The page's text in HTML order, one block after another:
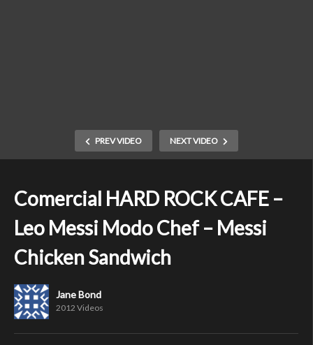
PREV VIDEO NEXT VIDEO
Comercial HARD ROCK CAFE –
Leo Messi Modo Chef – Messi
Chicken Sandwich
Jane Bond
2012 Videos